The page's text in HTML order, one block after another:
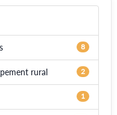
8
rural 2
1